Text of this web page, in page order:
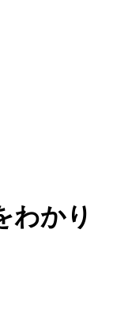
わかり